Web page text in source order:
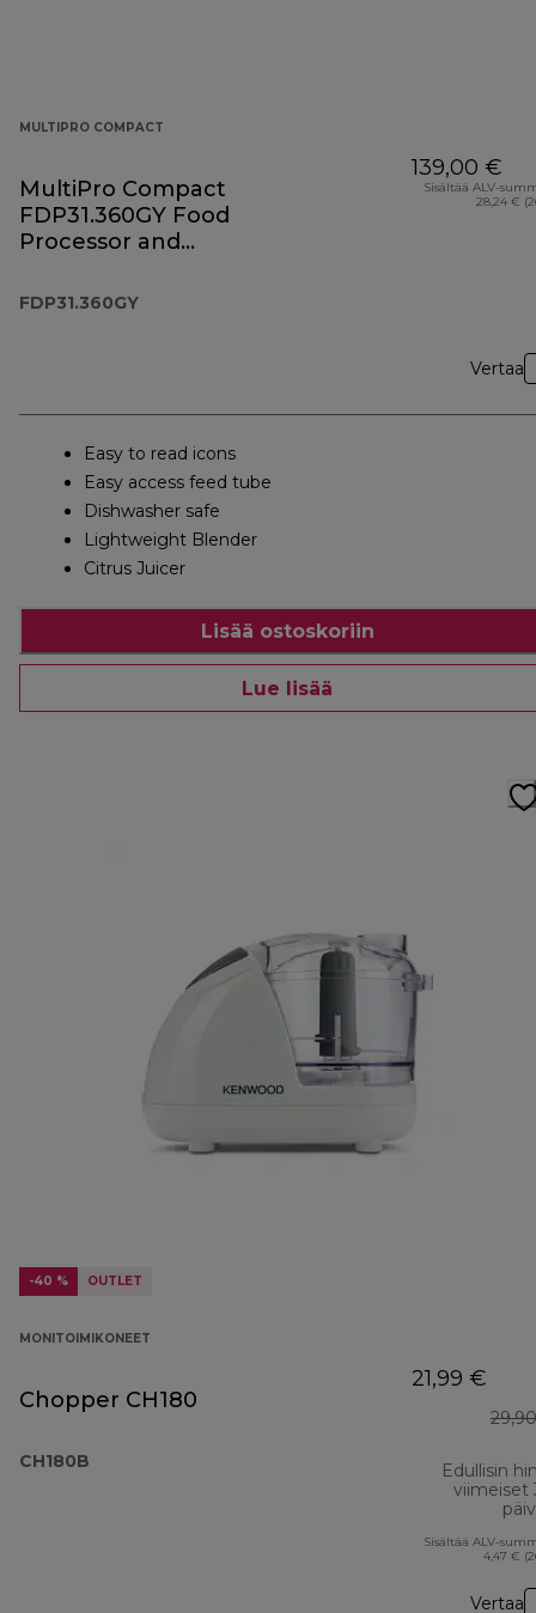
MULTIPRO COMPACT
MultiPro Compact
FDP31.360GY Food
Processor and
FDP31.360GY
139,00 €
Sisältää ALV-
28,24 €
Vertaa
Easy to read icons
Easy access feed tube
Dishwasher safe
Lightweight Blender
Citrus Juicer
Lisää ostoskoriin
Lue lisää
-40 % OUTLET
MONITOIMIKONEET
Chopper CH180
CH180B
21,99 €
Edullisin
viimeiset
Sisältää ALV-
4,47 €
Vertaa